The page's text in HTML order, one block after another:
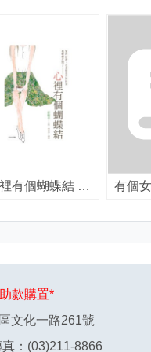
心裡有個蝴蝶結 / 彭樹君著
款購置*
文化一路261號
：(03)211-8866